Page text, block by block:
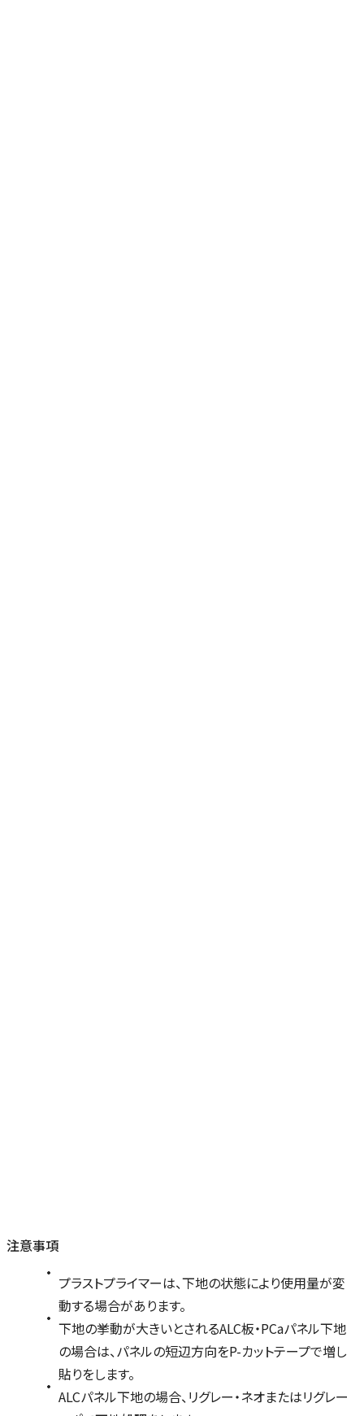
注意事項
プラストプライマーは、下地の状態により使用量が変
動する場合があります。
下地の挙動が大きいとされるALC板・PCaパネル下地
の場合は、パネルの短辺方向をP-カットテープで増し
貼りをします。
ALCパネル下地の場合、リグレー・ネオまたはリグレー